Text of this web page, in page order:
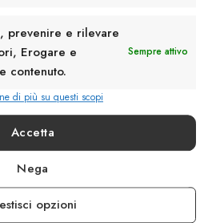
prevenire e rilevare
Erogare e
contenuto.
Sempre attivo
di più su questi scopi
Accetta
Nega
opzioni
20145 • Milano
Via Belfiore 9